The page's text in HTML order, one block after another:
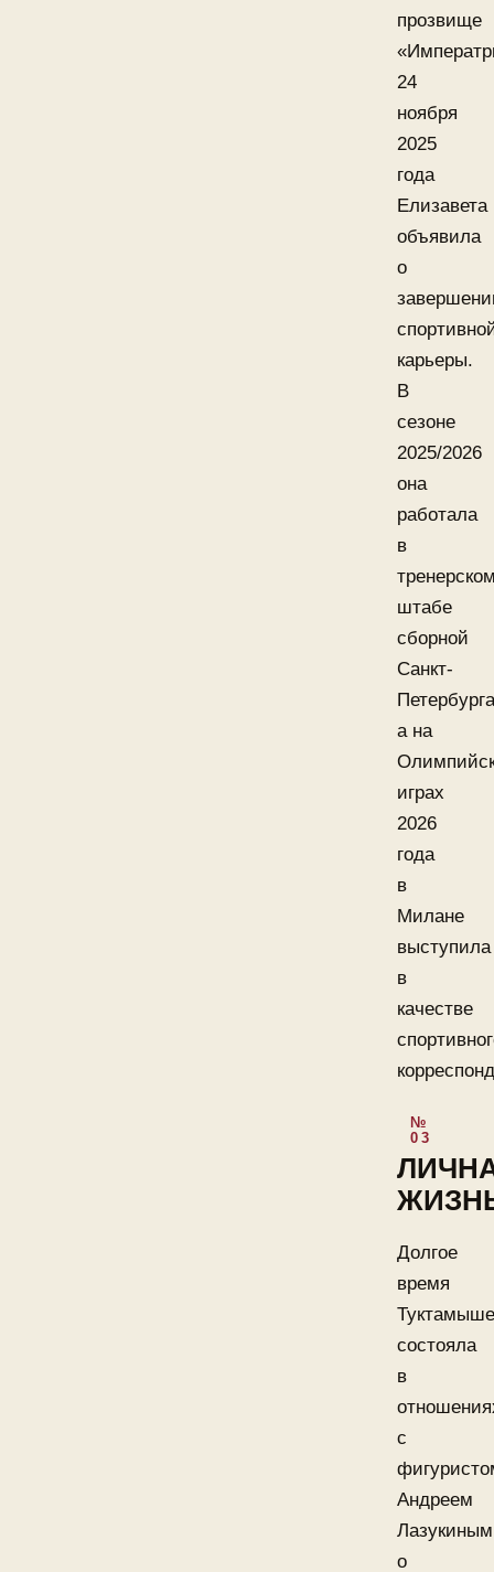
прозвище
24
ноября
2025
года
Елизавета
объявила
о
карьеры.
В
сезоне
2025/2026
она
работала
в
штабе
сборной
Санкт-
а на
играх
2026
года
в
Милане
выступила
в
качестве
Долгое
время
состояла
в
с
Андреем
о